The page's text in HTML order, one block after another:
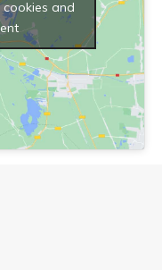
and